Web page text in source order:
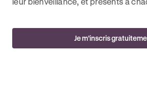
Je m’inscris